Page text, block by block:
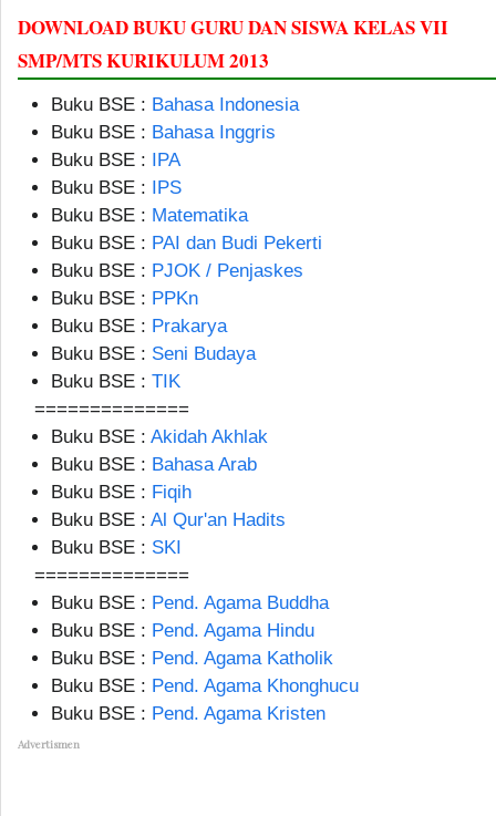
DOWNLOAD BUKU GURU DAN SISWA KELAS VII
SMP/MTS KURIKULUM 2013
Buku BSE : Bahasa Indonesia
Buku BSE : Bahasa Inggris
Buku BSE :
IPA
Buku BSE :
IPS
Buku BSE : Matematika
Buku BSE : PAI dan Budi Pekerti
Buku BSE : PJOK / Penjaskes
Buku BSE : PPKn
Buku BSE : Prakarya
Buku BSE : Seni Budaya
Buku BSE : TIK
==============
Buku BSE : Akidah Akhlak
Buku BSE : Bahasa Arab
Buku BSE : Fiqih
Buku BSE : Al Qur'an Hadits
Buku BSE : SKI
==============
Buku BSE : Pend. Agama Buddha
Buku BSE : Pend. Agama Hindu
Buku BSE : Pend. Agama Katholik
Buku BSE : Pend. Agama Khonghucu
Buku BSE : Pend. Agama Kristen
Advertismen